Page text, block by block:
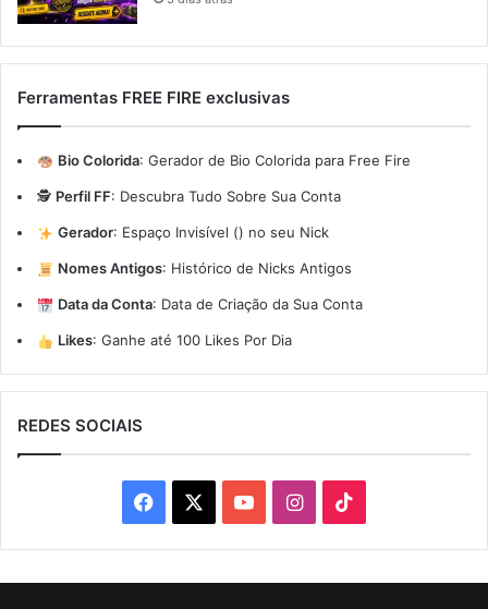
Ferramentas FREE FIRE exclusivas
Bio Colorida: Gerador de Bio Colorida para Free Fire
🕵️ Perfil FF: Descubra Tudo Sobre Sua Conta
Gerador: Espaço Invisível (ㅤ) no seu Nick
Nomes Antigos: Histórico de Nicks Antigos
Data da Conta: Data de Criação da Sua Conta
Likes: Ganhe até 100 Likes Por Dia
REDES SOCIAIS
Facebook YouTubeInstagram